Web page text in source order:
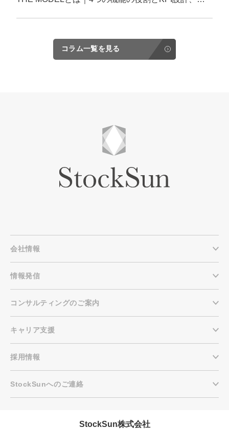
コラム一覧を見る
会社情報
情報発信
コンサルティングのご案内
キャリア支援
採用情報
StockSunへのご連絡
StockSun株式会社